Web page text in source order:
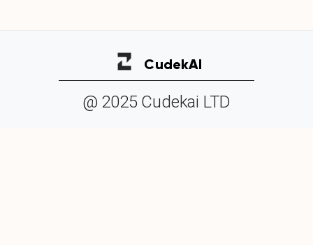
CudekAI
@ 2025 Cudekai LTD